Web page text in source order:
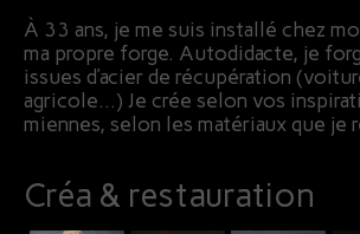
À 33 ans, je me suis installé chez
ma propre forge. Autodidacte, je
issues d’acier de récupération
agricole…) Je crée selon vos
miennes, selon les matériaux que je
Créa & restauration